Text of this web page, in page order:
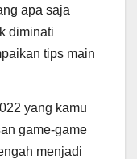
apa saja
diminati
tips main
yang kamu
game-game
menjadi